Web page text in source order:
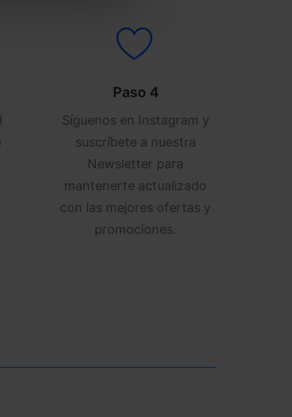
Paso 4
Síguenos en Instagram y
suscríbete a nuestra
Newsletter para
mantenerte actualizado
con las mejores ofertas y
promociones.